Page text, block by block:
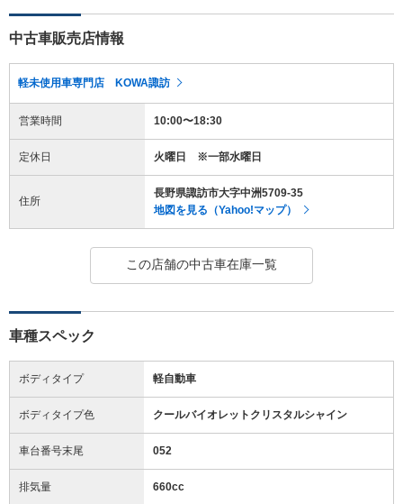
中古車販売店情報
軽未使用車専門店 KOWA諏訪
営業時間 10:00〜18:30
定休日 火曜日 ※一部水曜日
住所
長野県諏訪市大字中洲5709-35
地図を見る（Yahoo!マップ）
この店舗の中古車在庫一覧
車種スペック
ボディタイプ 軽自動車
ボディタイプ色 クールバイオレットクリスタルシャイン
車台番号末尾 052
排気量 660cc